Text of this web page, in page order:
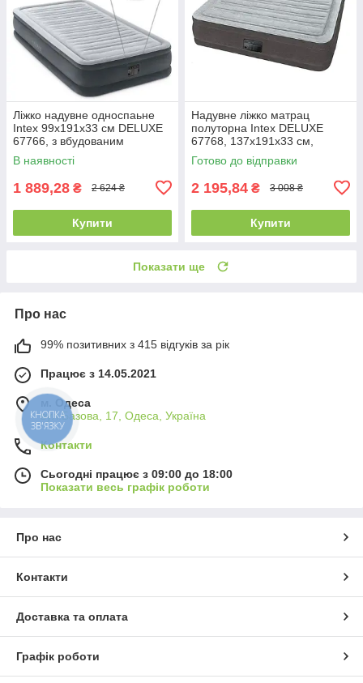
Ліжко надувне односпаьне
Intex 99х191х33 см DELUXE
67766, з вбудованим
насосом 220V
В наявності
1 889,28 ₴ 2 624 ₴
Купити
Надувне ліжко матрац
полуторна Intex DELUXE
67768, 137х191х33 см,
велюровий, з вбудованим
насосом 220V
Готово до відправки
2 195,84 ₴ 3 008 ₴
Купити
Показати ще
Про нас
99% позитивних з 415 відгуків за рік
Працює з 14.05.2021
м. Одеса
вул.Базова, 17, Одеса, Україна
Контакти
Сьогодні працює з 09:00 до 18:00
Показати весь графік роботи
Про нас
Контакти
Доставка та оплата
Графік роботи
КНОПКА
ЗВ'ЯЗКУ